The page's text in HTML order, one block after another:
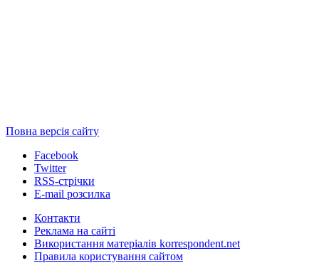
Повна версія сайту
Facebook
Twitter
RSS-стрічки
E-mail розсилка
Контакти
Реклама на сайті
Використання матеріалів korrespondent.net
Правила користування сайтом